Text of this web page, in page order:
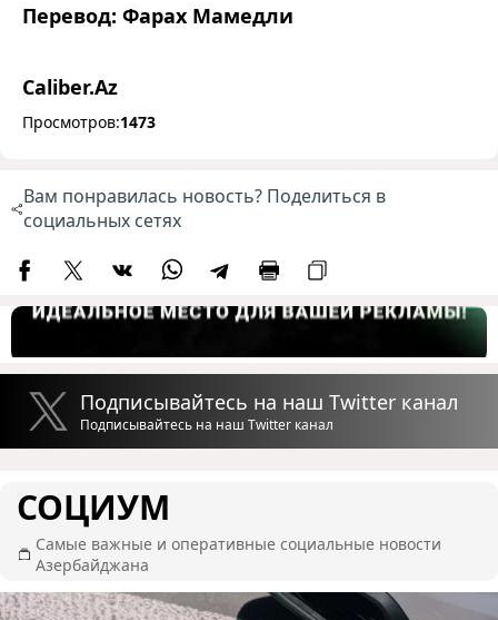
Перевод: Фарах Мамедли
Caliber.Az
Просмотров:1473
Вам понравилась новость? Поделиться в
социальных сетях
Подписывайтесь на наш Twitter канал
Подписывайтесь на наш Twitter канал
СОЦИУМ
Самые важные и оперативные социальные новости
Азербайджана